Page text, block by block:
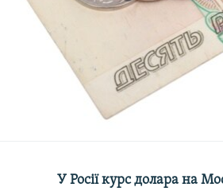
У Росії курс долара на